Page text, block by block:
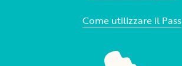
Come utilizzare il Pass